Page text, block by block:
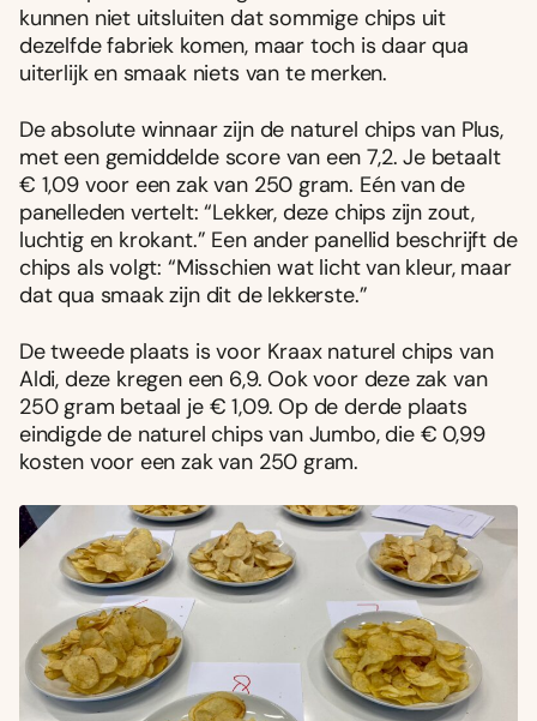
kunnen niet uitsluiten dat sommige chips uit
dezelfde fabriek komen, maar toch is daar qua
uiterlijk en smaak niets van te merken.
De absolute winnaar zijn de naturel chips van Plus,
met een gemiddelde score van een 7,2. Je betaalt
€ 1,09 voor een zak van 250 gram. Eén van de
panelleden vertelt: “Lekker, deze chips zijn zout,
luchtig en krokant.” Een ander panellid beschrijft de
chips als volgt: “Misschien wat licht van kleur, maar
dat qua smaak zijn dit de lekkerste.”
De tweede plaats is voor Kraax naturel chips van
Aldi, deze kregen een 6,9. Ook voor deze zak van
250 gram betaal je € 1,09. Op de derde plaats
eindigde de naturel chips van Jumbo, die € 0,99
kosten voor een zak van 250 gram.